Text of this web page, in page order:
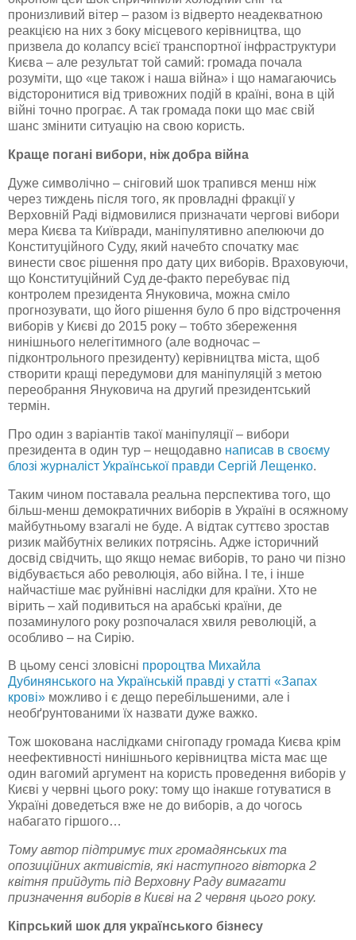
пронизливий вітер – разом із відверто неадекватною
реакцією на них з боку місцевого керівництва, що
призвела до колапсу всієї транспортної інфраструктури
Києва – але результат той самий: громада почала
розуміти, що «це також і наша війна» і що намагаючись
відсторонитися від тривожних подій в країні, вона в цій
війні точно програє. А так громада поки що має свій
шанс змінити ситуацію на свою користь.
Краще погані вибори, ніж добра війна
Дуже символічно – сніговий шок трапився менш ніж
через тиждень після того, як провладні фракції у
Верховній Раді відмовилися призначати чергові вибори
мера Києва та Київради, маніпулятивно апелюючи до
Конституційного Суду, який начебто спочатку має
винести своє рішення про дату цих виборів. Враховуючи,
що Конституційний Суд де-факто перебуває під
контролем президента Януковича, можна сміло
прогнозувати, що його рішення було б про відстрочення
виборів у Києві до 2015 року – тобто збереження
нинішнього нелегітимного (але водночас –
підконтрольного президенту) керівництва міста, щоб
створити кращі передумови для маніпуляцій з метою
переобрання Януковича на другий президентський
термін.
Про один з варіантів такої маніпуляції – вибори
президента в один тур – нещодавно написав в своєму
блозі журналіст Української правди Сергій Лещенко.
Таким чином поставала реальна перспектива того, що
більш-менш демократичних виборів в Україні в осяжному
майбутньому взагалі не буде. А відтак суттєво зростав
ризик майбутніх великих потрясінь. Адже історичний
досвід свідчить, що якщо немає виборів, то рано чи пізно
відбувається або революція, або війна. І те, і інше
найчастіше має руйнівні наслідки для країни. Хто не
вірить – хай подивиться на арабські країни, де
позаминулого року розпочалася хвиля революцій, а
особливо – на Сирію.
В цьому сенсі зловісні пророцтва Михайла
Дубинянського на Українській правді у статті «Запах
крові» можливо і є дещо перебільшеними, але і
необґрунтованими їх назвати дуже важко.
Тож шокована наслідками снігопаду громада Києва крім
неефективності нинішнього керівництва міста має ще
один вагомий аргумент на користь проведення виборів у
Києві у червні цього року: тому що інакше готуватися в
Україні доведеться вже не до виборів, а до чогось
набагато гіршого…
Тому автор підтримує тих громадянських та
опозиційних активістів, які наступного вівторка 2
квітня прийдуть під Верховну Раду вимагати
призначення виборів в Києві на 2 червня цього року.
Кіпрський шок для українського бізнесу